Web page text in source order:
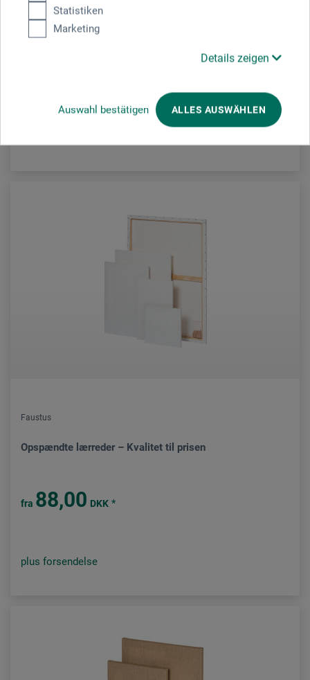
Statistiken
Marketing
Details zeigen
Auswahl bestätigen ALLES AUSWÄHLEN
Opspændte lærreder – Premium-kvalitet
Faustus
Opspændte lærreder – Kvalitet til prisen
fra 88,00 DKK *
plus forsendelse